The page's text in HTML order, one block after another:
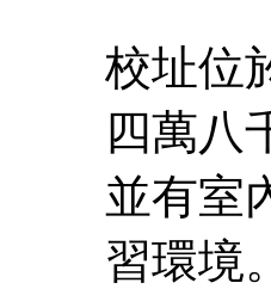
校址位
四萬八
並有室
習環境。